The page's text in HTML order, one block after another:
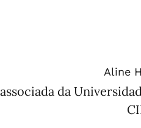
Aline
da